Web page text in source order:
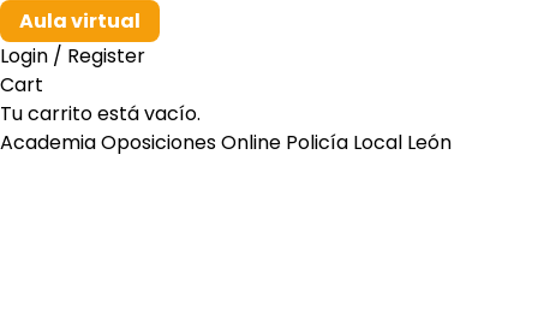
Aula virtual
Login / Register
Cart
Tu carrito está vacío.
Academia Oposiciones Online Policía Local León